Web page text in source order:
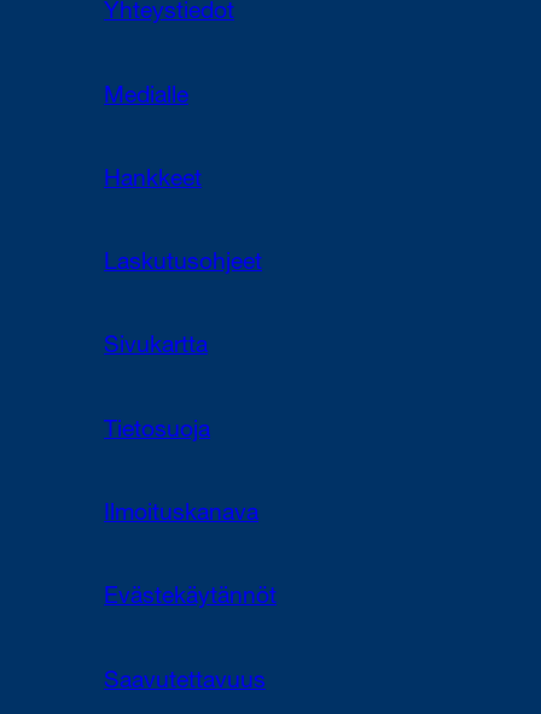
Yhteystiedot
Medialle
Hankkeet
Laskutusohjeet
Sivukartta
Tietosuoja
Ilmoituskanava
Evästekäytännöt
Saavutettavuus